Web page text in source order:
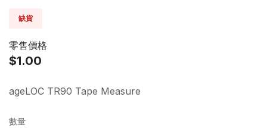
缺貨
零售價格
$1.00
ageLOC TR90 Tape Measure
數量